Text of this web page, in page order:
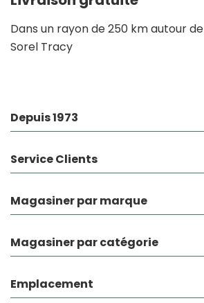
Dans un rayon de 250 km autour de
Sorel Tracy
Depuis 1973
Service Clients
Magasiner par marque
Magasiner par catégorie
Emplacement